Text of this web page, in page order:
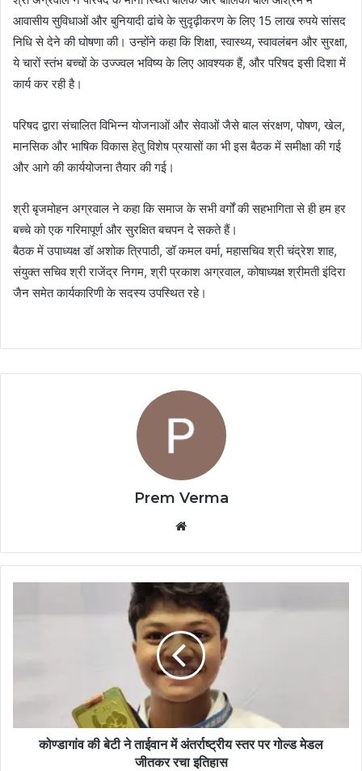
आवासीय सुविधाओं और बुनियादी ढांचे के सुदृढ़ीकरण के लिए 15 लाख रुपये सांसद
निधि से देने की घोषणा की। उन्होंने कहा कि शिक्षा, स्वास्थ्य, स्वावलंबन और सुरक्षा,
ये चारों स्तंभ बच्चों के उज्ज्वल भविष्य के लिए आवश्यक हैं, और परिषद इसी दिशा में
कार्य कर रही है।
परिषद द्वारा संचालित विभिन्न योजनाओं और सेवाओं जैसे बाल संरक्षण, पोषण, खेल,
मानसिक और भाषिक विकास हेतु विशेष प्रयासों का भी इस बैठक में समीक्षा की गई
और आगे की कार्ययोजना तैयार की गई।
श्री बृजमोहन अग्रवाल ने कहा कि समाज के सभी वर्गों की सहभागिता से ही हम हर
बच्चे को एक गरिमापूर्ण और सुरक्षित बचपन दे सकते हैं।
बैठक में उपाध्यक्ष डॉ अशोक त्रिपाठी, डॉ कमल वर्मा, महासचिव श्री चंद्रेश शाह,
संयुक्त सचिव श्री राजेंद्र निगम, श्री प्रकाश अग्रवाल, कोषाध्यक्ष श्रीमती इंदिरा
जैन समेत कार्यकारिणी के सदस्य उपस्थित रहे।
Prem Verma
कोण्डागांव की बेटी ने ताईवान में अंतर्राष्ट्रीय स्तर पर गोल्ड मेडल
जीतकर रचा इतिहास